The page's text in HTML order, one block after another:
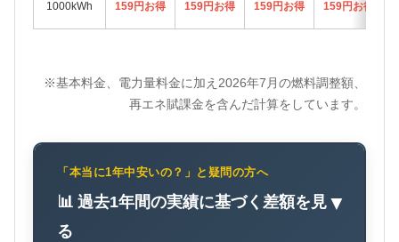
1000kWh 159円お得 159円お得 159円お得 159円お得
※基本料金、電力量料金に加え2026年7月の燃料調整額、
再エネ賦課金を含んだ計算をしています。
「本当に1年中安いの？」と疑問の方へ
📊 過去1年間の実績に基づく差額を見
る
▼